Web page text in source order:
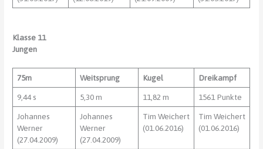
Klasse 11
Jungen
75m Weitsprung Kugel Dreikampf
9,44 s 5,30 m 11,82 m 1561 Punkte
Johannes
Werner
(27.04.2009)
Johannes
Werner
(27.04.2009)
Tim Weichert
(01.06.2016)
Tim Weichert
(01.06.2016)